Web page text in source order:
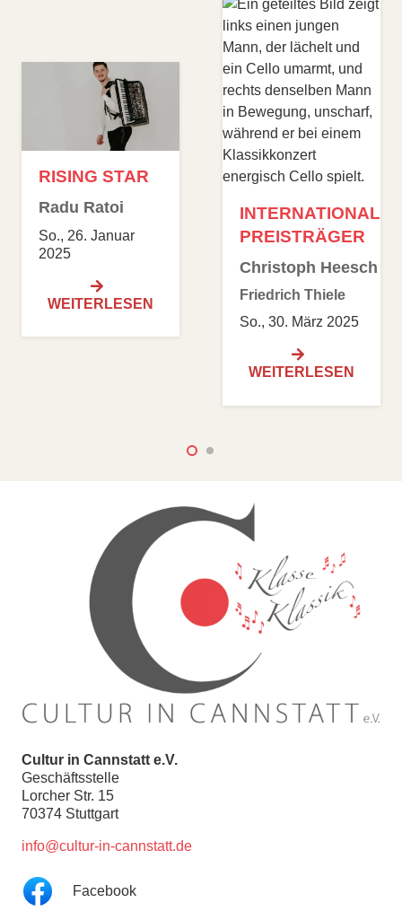
INTERNATIONALE
PREISTRÄGER
Friedrich Thiele
LIEDERABEND
Alexander
Fleischer
So., 06. Juli 2025
WEITERLESEN
Cultur in Cannstatt e.V.
Geschäftsstelle
Lorcher Str. 15
70374 Stuttgart
info@cultur-in-cannstatt.de
Facebook